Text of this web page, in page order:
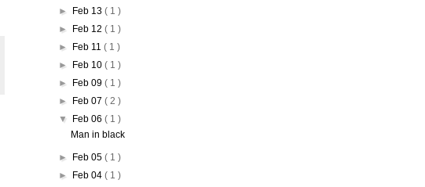
►
Feb 13( 1 )
►
Feb 12( 1 )
►
Feb 11( 1 )
►
Feb 10( 1 )
►
Feb 09( 1 )
►
Feb 07( 2 )
▼
Feb 06( 1 )
Man in black
► Feb 05( 1 )
►
Feb 04( 1 )